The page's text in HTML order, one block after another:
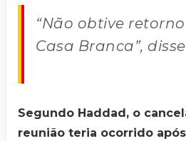
“Não obtive
Casa Branca”,
Segundo Haddad, o
reunião teria ocorrido